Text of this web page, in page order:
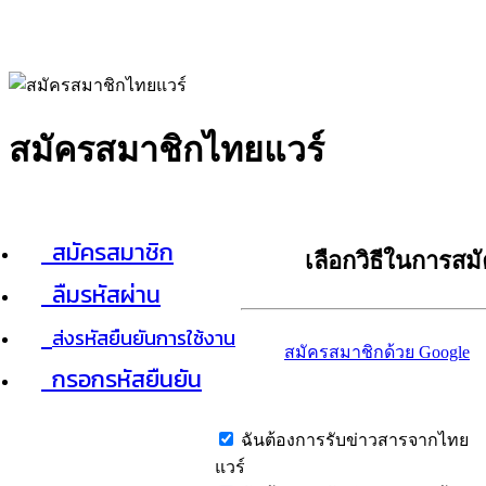
สมัครสมาชิกไทยแวร์
สมัครสมาชิก
ลืมรหัสผ่าน
ส่งรหัสยืนยันการใช้งาน
กรอกรหัสยืนยัน
เลือกวิธีในการส
สมัครสมาชิกด้วย Google
ฉันต้องการรับข่าวสารจากไทย
แวร์